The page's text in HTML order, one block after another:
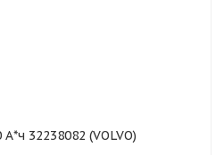
32238082 (VOLVO)